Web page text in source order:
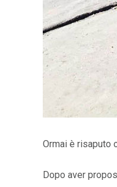
Ormai è risaputo
Dopo aver